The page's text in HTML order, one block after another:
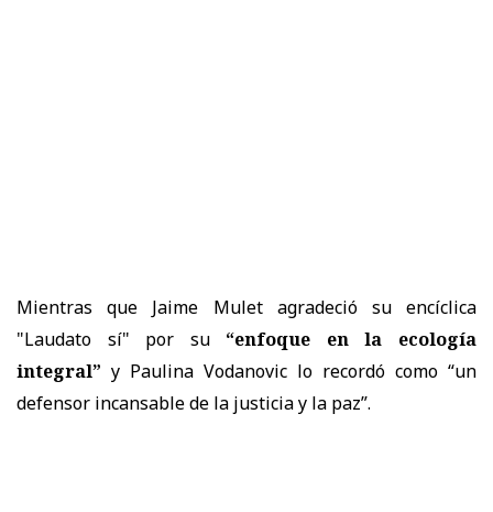
Mientras que Jaime Mulet agradeció su encíclica
"Laudato sí" por su“enfoque en la ecología
integral” y Paulina Vodanovic lo recordó como “un
defensor incansable de la justicia y la paz”.